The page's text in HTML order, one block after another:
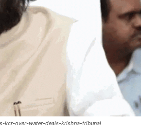
over-water-deals-krishna-tribunal